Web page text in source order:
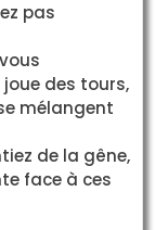
pas
des tours,
mélangent
de la gêne,
face à ces